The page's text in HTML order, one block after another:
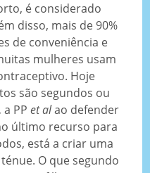
é considerado
disso, mais de 90%
de conveniência e
mulheres usam
Hoje
são segundos ou
a PPet alao defender
último recurso para
está a criar uma
O que segundo